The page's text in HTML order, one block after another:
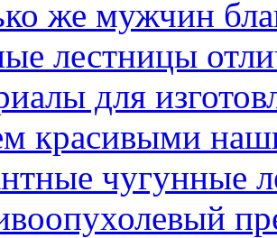
же мужчин
лестницы
для
красивыми
чугунные